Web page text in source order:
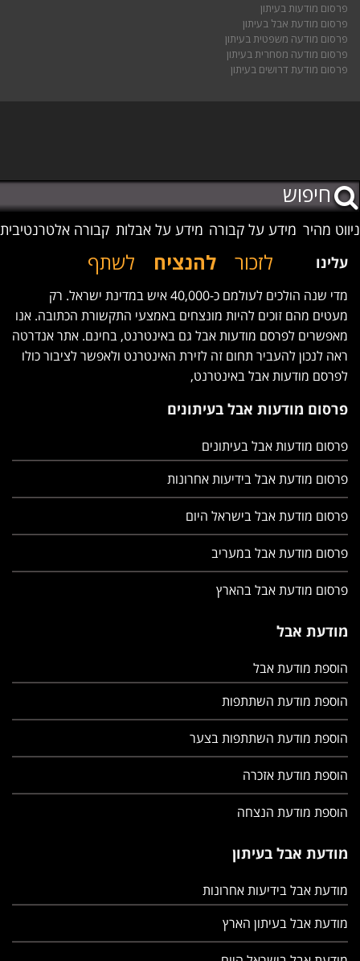
פרסום מודעות בעיתון
פרסום מודעת אבל בעיתון
פרסום מודעה משפטית בעיתון
פרסום מודעה מסחרית בעיתון
פרסום מודעת דרושים בעיתון
ניווט מהיר מידע על קבורה מידע על אבלות קבורה אלטרנטיבית
לזכור להנציח לשתף עלינו
מדי שנה הולכים לעולמם כ-40,000 איש במדינת ישראל. רק
מעטים מהם זוכים להיות מונצחים באמצעי התקשורת הכתובה. אנו
מאפשרים לפרסם מודעות אבל גם באינטרנט, בחינם. אתר אנדרטה
ראה לנכון להעביר תחום זה לזירת האינטרנט ולאפשר לציבור כולו
לפרסם מודעות אבל באינטרנט,
פרסום מודעות אבל בעיתונים
פרסום מודעות אבל בעיתונים
פרסום מודעת אבל בידיעות אחרונות
פרסום מודעת אבל בישראל היום
פרסום מודעת אבל במעריב
פרסום מודעת אבל בהארץ
מודעת אבל
הוספת מודעת אבל
הוספת מודעת השתתפות
הוספת מודעת השתתפות בצער
הוספת מודעת אזכרה
הוספת מודעת הנצחה
מודעת אבל בעיתון
מודעת אבל בידיעות אחרונות
מודעת אבל בעיתון הארץ